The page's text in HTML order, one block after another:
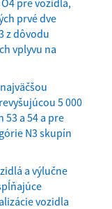
pre vozidlá,
prvé dve
z dôvodu
vplyvu na
5 000
53 a 54 a pre
N3 skupín
a výlučne
vozidla